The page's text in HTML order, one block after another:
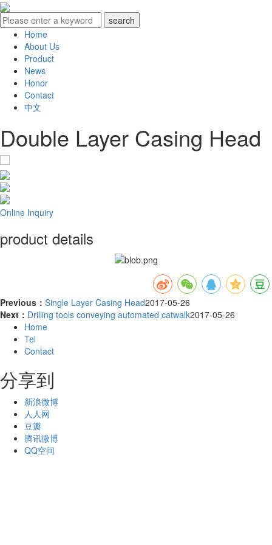
Home
About Us
Product
News
Honor
Contact
中文
Double Layer Casing Head
Online Inquiry
product details
Previous： Single Layer Casing Head2017-05-26
Next： Drilling tools conveying automated catwalk2017-05-26
Home
Tel
Contact
分享到
新浪微博
人人网
豆瓣
腾讯微博
QQ空间